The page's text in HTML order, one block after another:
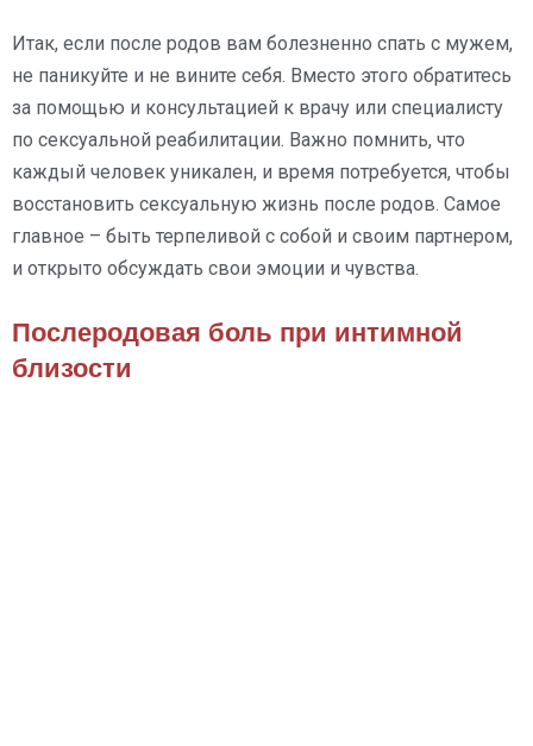
Итак, если после родов вам болезненно спать с мужем,
не паникуйте и не вините себя. Вместо этого обратитесь
за помощью и консультацией к врачу или специалисту
по сексуальной реабилитации. Важно помнить, что
каждый человек уникален, и время потребуется, чтобы
восстановить сексуальную жизнь после родов. Самое
главное – быть терпеливой с собой и своим партнером,
и открыто обсуждать свои эмоции и чувства.
Послеродовая боль при интимной
близости